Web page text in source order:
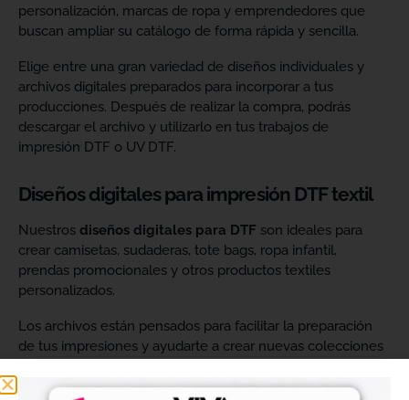
personalización, marcas de ropa y emprendedores que
buscan ampliar su catálogo de forma rápida y sencilla.
Elige entre una gran variedad de diseños individuales y
archivos digitales preparados para incorporar a tus
producciones. Después de realizar la compra, podrás
descargar el archivo y utilizarlo en tus trabajos de
impresión DTF o UV DTF.
Diseños digitales para impresión DTF textil
Nuestros diseños digitales para DTF son ideales para
crear camisetas, sudaderas, tote bags, ropa infantil,
prendas promocionales y otros productos textiles
personalizados.
Los archivos están pensados para facilitar la preparación
de tus impresiones y ayudarte a crear nuevas colecciones
tendrás que adaptar el tamaño a tus necesidades, preparar